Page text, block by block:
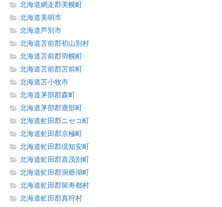
北海道網走郡美幌町
北海道美唄市
北海道芦別市
北海道苫前郡初山別村
北海道苫前郡羽幌町
北海道苫前郡苫前町
北海道苫小牧市
北海道茅部郡森町
北海道茅部郡鹿部町
北海道虻田郡ニセコ町
北海道虻田郡京極町
北海道虻田郡倶知安町
北海道虻田郡喜茂別町
北海道虻田郡洞爺湖町
北海道虻田郡留寿都村
北海道虻田郡真狩村